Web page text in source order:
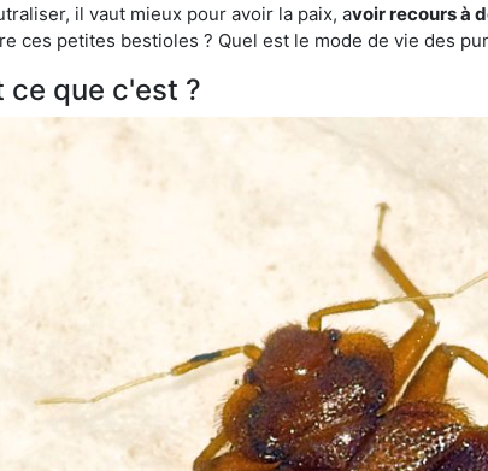
il vaut mieux pour avoir la paix, avoir recours à
ces petites bestioles ? Quel est le mode de vie des
ce que c'est ?